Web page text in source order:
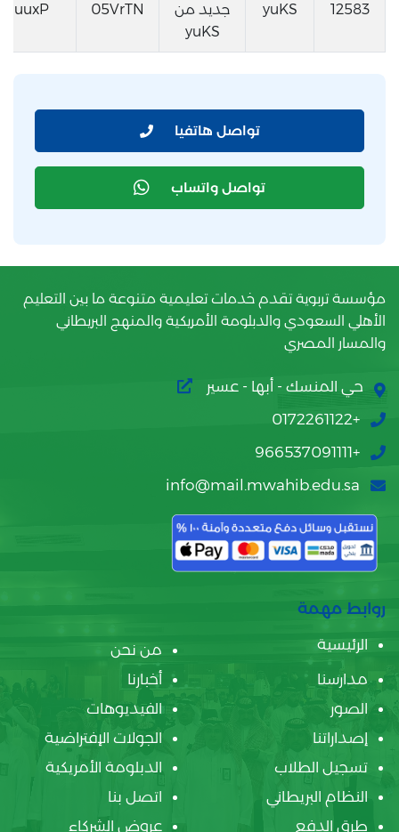
12583
yuKS
جديد من
yuKS
05VrTN
uuxP
تواصل هاتفيا
تواصل واتساب
مؤسسة تربوية تقدم خدمات تعليمية متنوعة ما بين التعليم
الأهلي السعودي والدبلومة الأمريكية والمنهج البريطاني
والمسار المصري
حي المنسك - أبها - عسير
+0172261122
+966537091111
info@mail.mwahib.edu.sa
روابط مهمة
الرئيسية
من نحن
مدارسنا
أخبارنا
الصور
الفيديوهات
إصداراتنا
الجولات الإفتراضية
تسجيل الطلاب
الدبلومة الأمريكية
النظام البريطاني
اتصل بنا
طرق الدفع
عروض الشركاء